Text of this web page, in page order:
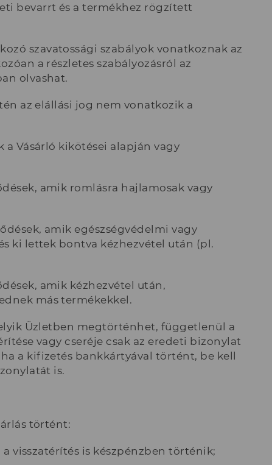
bevarrt és a termékhez rögzített
szavatossági szabályok vonatkoznak az
a részletes szabályozásról az
olvashat.
az elállási jog nem vonatkozik a
a Vásárló kikötései alapján vagy
amik romlásra hajlamosak vagy
amik egészségvédelmi vagy
ki lettek bontva kézhezvétel után (pl.
amik kézhezvétel után,
más termékekkel.
Üzletben megtörténhet, függetlenül a
vagy cseréje csak az eredeti bizonylat
a kifizetés bankkártyával történt, be kell
is.
történt:
visszatérítés is készpénzben történik;